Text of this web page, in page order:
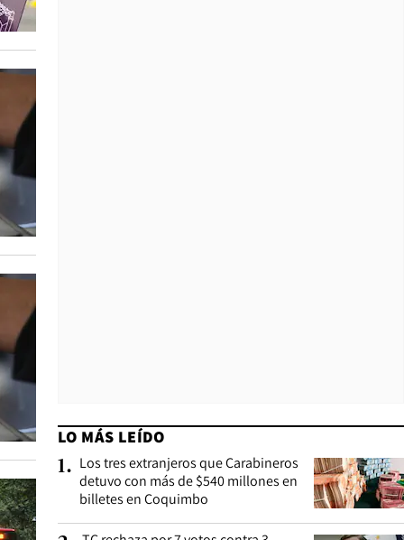
LO MÁS LEÍDO
1. Los tres extranjeros que Carabineros
detuvo con más de $540 millones en
billetes en Coquimbo